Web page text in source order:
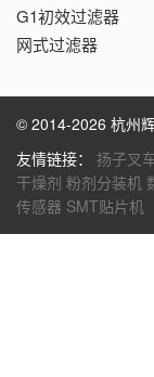
G1初效过滤器
网式过滤器
© 2014-2026 杭州
友情链接： 扬子叉
干燥剂 粉剂分装机
传感器 SMT贴片机